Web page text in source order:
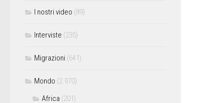
I nostri video (89)
Interviste (235)
Migrazioni (641)
Mondo (2.970)
Africa (201)